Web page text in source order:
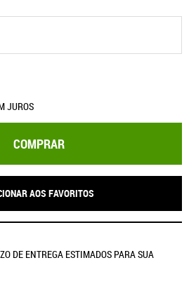
JUROS
COMPRAR
AOS FAVORITOS
DE ENTREGA ESTIMADOS PARA SUA